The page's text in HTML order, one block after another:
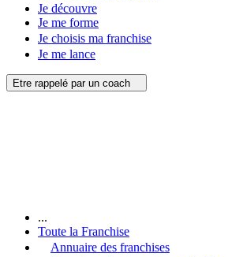
Je découvre
Je me forme
Je choisis ma franchise
Je me lance
Etre rappelé par un coach
...
Toute la Franchise
Annuaire des franchises